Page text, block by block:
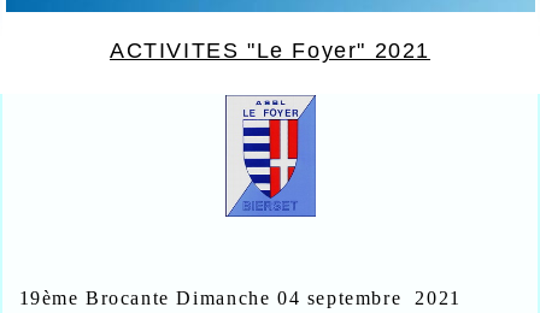
ACTIVITES "Le Foyer" 2021
19ème Brocante Dimanche 04 septembre 2021